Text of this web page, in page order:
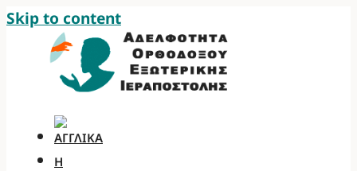
Skip to content
Η